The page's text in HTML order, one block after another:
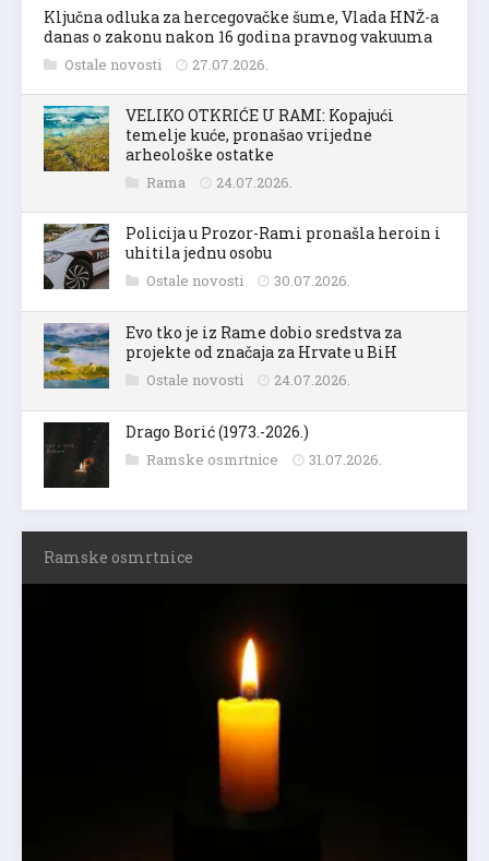
Ključna odluka za hercegovačke šume, Vlada HNŽ-a
danas o zakonu nakon 16 godina pravnog vakuuma
Ostale novosti 27.07.2026.
VELIKO OTKRIĆE U RAMI: Kopajući
temelje kuće, pronašao vrijedne
arheološke ostatke
Rama 24.07.2026.
Policija u Prozor-Rami pronašla heroin i
uhitila jednu osobu
Ostale novosti 30.07.2026.
Evo tko je iz Rame dobio sredstva za
projekte od značaja za Hrvate u BiH
Ostale novosti 24.07.2026.
Drago Borić (1973.-2026.)
Ramske osmrtnice 31.07.2026.
Ramske osmrtnice